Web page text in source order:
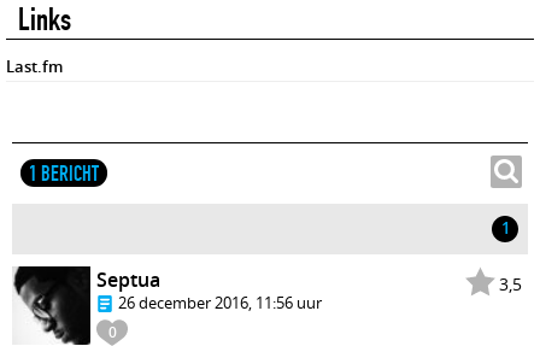
Links
Last.fm
1 BERICHT
1
3,5
0
Septua
26 december 2016, 11:56 uur